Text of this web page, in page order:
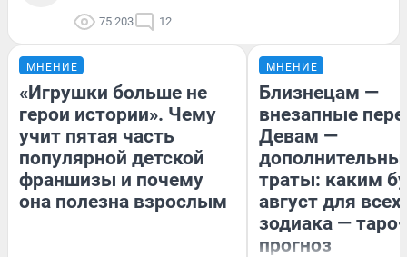
75 203 12
МНЕНИЕ
«Игрушки больше не
герои истории». Чему
учит пятая часть
популярной детской
франшизы и почему
она полезна взрослым
МНЕНИЕ
Близнецам —
внезапные
Девам —
траты: каким
август для
зодиака — таро-
прогноз